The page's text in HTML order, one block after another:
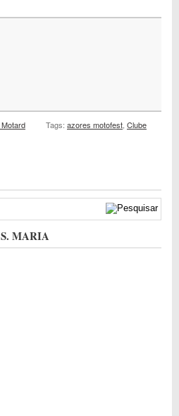
Tags: azores motofest, Clube
MARIA